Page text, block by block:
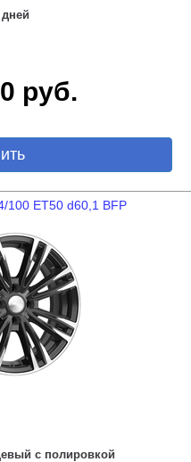
дней
руб.
100 ET50 d60,1 BFP
с полировкой